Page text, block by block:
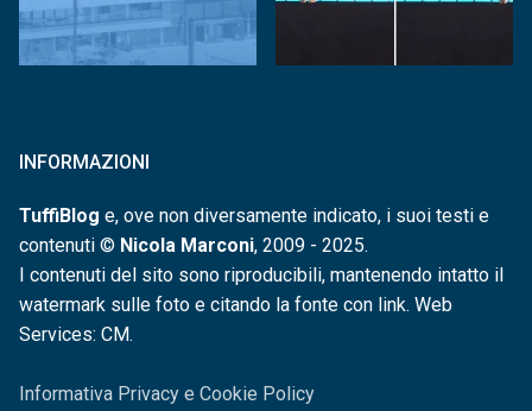
INFORMAZIONI
TuffiBlog e, ove non diversamente indicato, i suoi testi e
contenuti © Nicola Marconi, 2009 - 2025.
I contenuti del sito sono riproducibili, mantenendo intatto il
watermark sulle foto e citando la fonte con link. Web
Services: CM.
Informativa Privacy e Cookie Policy